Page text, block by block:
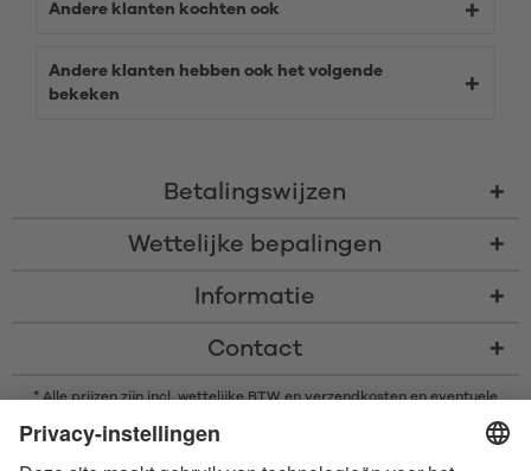
Andere klanten kochten ook
Andere klanten hebben ook het volgende
bekeken
Betalingswijzen
Wettelijke bepalingen
Informatie
Contact
* Alle prijzen zijn incl. wettelijke BTW en verzendkosten en eventuele
rembourskosten, indien niet anders beschreven